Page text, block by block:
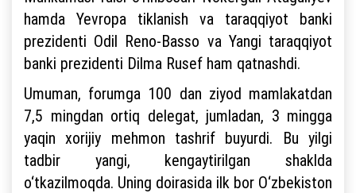
hamda Yevropa tiklanish va taraqqiyot banki
prezidenti Odil Reno-Basso va Yangi taraqqiyot
banki prezidenti Dilma Rusef ham qatnashdi.
Umuman, forumga 100 dan ziyod mamlakatdan
7,5 mingdan ortiq delegat, jumladan, 3 mingga
yaqin xorijiy mehmon tashrif buyurdi. Bu yilgi
tadbir yangi, kengaytirilgan shaklda
o‘tkazilmoqda. Uning doirasida ilk bor O‘zbekiston